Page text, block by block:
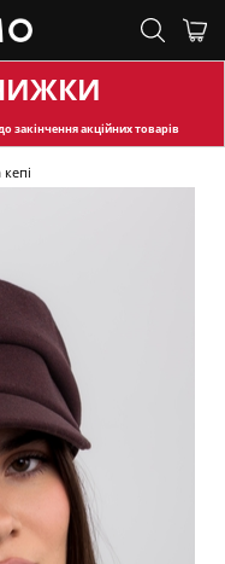
закінчення акційних товарів